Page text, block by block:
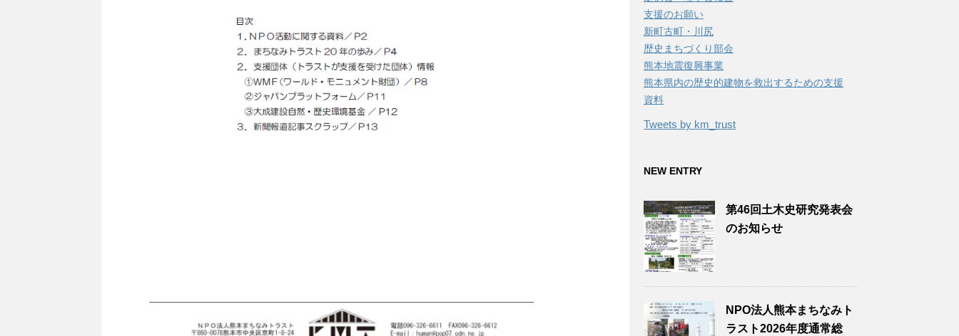
支援のお願い
新町古町・川尻
歴史まちづくり部会
熊本地震復興事業
熊本県内の歴史的建物を救出するための支援
資料
Tweets by km_trust
NEW ENTRY
第46回土木史研究発表会
のお知らせ
NPO法人熊本まちなみト
ラスト2026年度通常総